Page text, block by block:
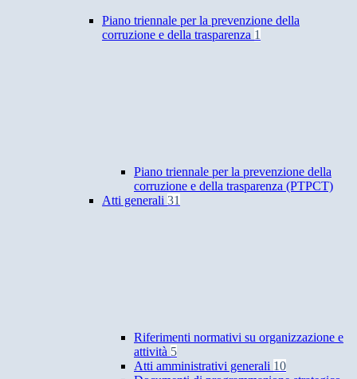
Piano triennale per la prevenzione della
corruzione e della trasparenza 1
Piano triennale per la prevenzione della
corruzione e della trasparenza (PTPCT)
Atti generali 31
Riferimenti normativi su organizzazione e
attività 5
Atti amministrativi generali 10